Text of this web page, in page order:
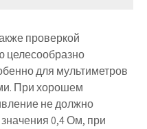
проверкой
целесообразно
для мультиметров
При хорошем
не должно
0,4 Ом, при